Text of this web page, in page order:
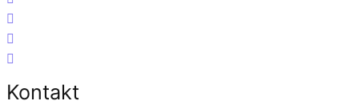
Kontakt